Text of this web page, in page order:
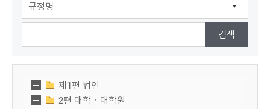
제1편 법인
2편 대학ㆍ대학원